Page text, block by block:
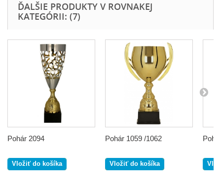
ĎALŠIE PRODUKTY V ROVNAKEJ
KATEGÓRII: (7)
Pohár 2094
Vložiť do košíka
Pohár 1059 /1062
Vložiť do košíka